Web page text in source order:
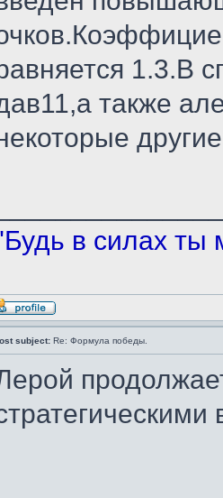
1.3.В
также
в силах ты
subject: Re: Формула победы.